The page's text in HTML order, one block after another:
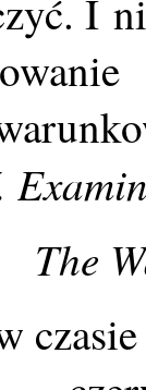
I
The